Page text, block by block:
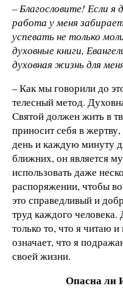
– Благословите! Если
работа у меня
успевать не только
духовные книги,
духовная жизнь для
– Как мы говорили до
телесный метод.
Святой должен жить в
приносит себя в
день и каждую минуту
ближних, он является
использовать даже
распоряжении, чтобы
это справедливый и
труд каждого человека.
только то, что я читаю
означает, что я
своей жизни.
Опасна ли